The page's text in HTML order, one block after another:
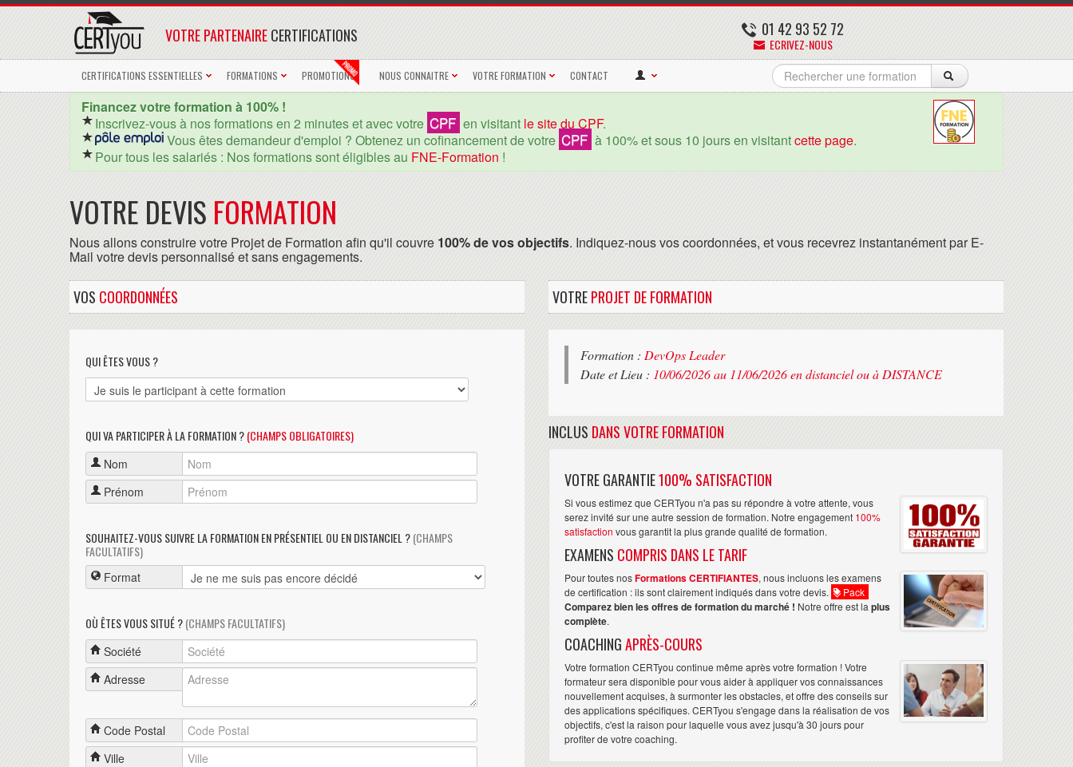
01 42 93 52 72
ECRIVEZ-NOUS
VOTRE PARTENAIRECERTIFICATIONS
CERTIFICATIONS ESSENTIELLES FORMATIONS PROMOTIONS NOUS CONNAITRE VOTRE FORMATION CONTACT
Financez votre formation à 100% !
Inscrivez-vous à nos formations en 2 minutes et avec votre CPF en visitant le site du CPF.
Vous êtes demandeur d'emploi ? Obtenez un cofinancement de votre CPF à 100% et sous 10 jours en visitantcette page.
Pour tous les salariés : Nos formations sont éligibles au FNE-Formation !
VOTRE DEVIS FORMATION
Nous allons construire votre Projet de Formation afin qu'il couvre 100% de vos objectifs. Indiquez-nous vos coordonnées, et vous recevrez instantanément par E-
Mail votre devis personnalisé et sans engagements.
VOS COORDONNÉES
QUI ÊTES VOUS ?
QUI VA PARTICIPER À LA FORMATION ?(CHAMPS OBLIGATOIRES)
Nom
Prénom
SOUHAITEZ-VOUS SUIVRE LA FORMATION EN PRÉSENTIEL OU EN DISTANCIEL ?(CHAMPS
FACULTATIFS)
Format
OÙ ÊTES VOUS SITUÉ ?(CHAMPS FACULTATIFS)
Société
Adresse
Code Postal
Ville
VOTREPROJET DE FORMATION
Formation : DevOps Leader
Date et Lieu : 10/06/2026 au 11/06/2026 en distanciel ou à DISTANCE
INCLUS DANS VOTRE FORMATION
VOTRE GARANTIE100% SATISFACTION
Si vous estimez que CERTyou n'a pas su répondre à votre attente, vous
serez invité sur une autre session de formation. Notre engagement 100%
satisfaction vous garantit la plus grande qualité de formation.
EXAMENS COMPRIS DANS LE TARIF
Pour toutes nosFormations CERTIFIANTES, nous incluons les examens
de certification : ils sont clairement indiqués dans votre devis.
Pack
Comparez bien les offres de formation du marché ! Notre offre est la plus
complète.
COACHINGAPRÈS-COURS
Votre formation CERTyou continue même après votre formation ! Votre
formateur sera disponible pour vous aider à appliquer vos connaissances
nouvellement acquises, à surmonter les obstacles, et offre des conseils sur
des applications spécifiques. CERTyou s'engage dans la réalisation de vos
objectifs, c'est la raison pour laquelle vous avez jusqu'à 30 jours pour
profiter de votre coaching.